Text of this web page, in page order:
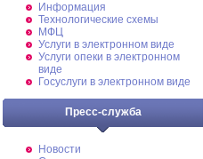
Информация
Технологические схемы
МФЦ
Услуги в электронном виде
Услуги опеки в электронном
виде
Госуслуги в электронном виде
Пресс-служба
Новости